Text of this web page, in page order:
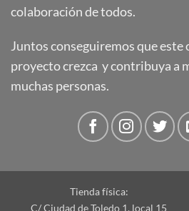
colaboración de todos.
Juntos conseguiremos que este
proyecto crezca y contribuya a
muchas personas.
Tienda física:
C/ Ciudad de Toledo 1, local 15